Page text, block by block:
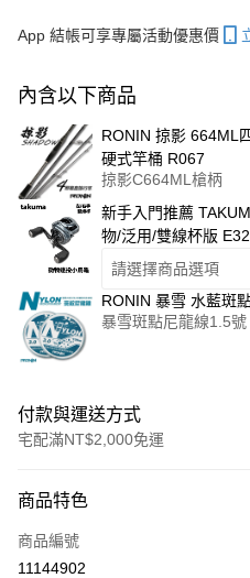
App 結帳可享專屬活動優惠價
內含以下商品
RONIN 掠影 664ML四節4P旅行路亞竿 直柄/槍柄 附贈
硬式竿桶 R067
掠影C664ML槍柄
新手入門推薦
物/泛用/雙線杯
請選擇商品選項
暴雪斑點尼龍線1.5號
付款與運送方式
宅配滿NT$2,000免運
信用卡一次付款
信用卡分期付款
商品特色
商品編號
11144902